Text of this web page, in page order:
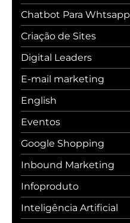
Chatbot Para Whtsapp
Criação de Sites
Digital Leaders
E-mail marketing
English
Eventos
Google Shopping
Inbound Marketing
Infoproduto
Inteligência Artificial